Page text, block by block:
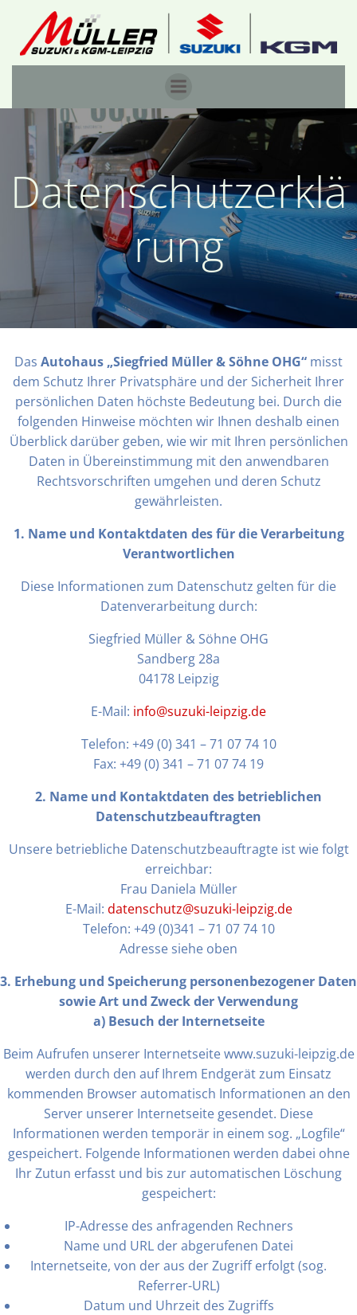
Inhalt
springen
Datenschutzerklä
rung
Das Autohaus „Siegfried Müller & Söhne OHG“ misst
dem Schutz Ihrer Privatsphäre und der Sicherheit Ihrer
persönlichen Daten höchste Bedeutung bei. Durch die
folgenden Hinweise möchten wir Ihnen deshalb einen
Überblick darüber geben, wie wir mit Ihren persönlichen
Daten in Übereinstimmung mit den anwendbaren
Rechtsvorschriften umgehen und deren Schutz
gewährleisten.
1. Name und Kontaktdaten des für die Verarbeitung
Verantwortlichen
Diese Informationen zum Datenschutz gelten für die
Datenverarbeitung durch:
Siegfried Müller & Söhne OHG
Sandberg 28a
04178 Leipzig
E-Mail: info@suzuki-leipzig.de
Telefon: +49 (0) 341 – 71 07 74 10
Fax: +49 (0) 341 – 71 07 74 19
2. Name und Kontaktdaten des betrieblichen
Datenschutzbeauftragten
Unsere betriebliche Datenschutzbeauftragte ist wie folgt
erreichbar:
Frau Daniela Müller
E-Mail: datenschutz@suzuki-leipzig.de
Telefon: +49 (0)341 – 71 07 74 10
Adresse siehe oben
3. Erhebung und Speicherung personenbezogener Daten
sowie Art und Zweck der Verwendung
a) Besuch der Internetseite
Beim Aufrufen unserer Internetseite www.suzuki-leipzig.de
werden durch den auf Ihrem Endgerät zum Einsatz
kommenden Browser automatisch Informationen an den
Server unserer Internetseite gesendet. Diese
Informationen werden temporär in einem sog. „Logfile“
gespeichert. Folgende Informationen werden dabei ohne
Ihr Zutun erfasst und bis zur automatischen Löschung
gespeichert:
IP-Adresse des anfragenden Rechners
Name und URL der abgerufenen Datei
Internetseite, von der aus der Zugriff erfolgt (sog.
Referrer-URL)
Datum und Uhrzeit des Zugriffs